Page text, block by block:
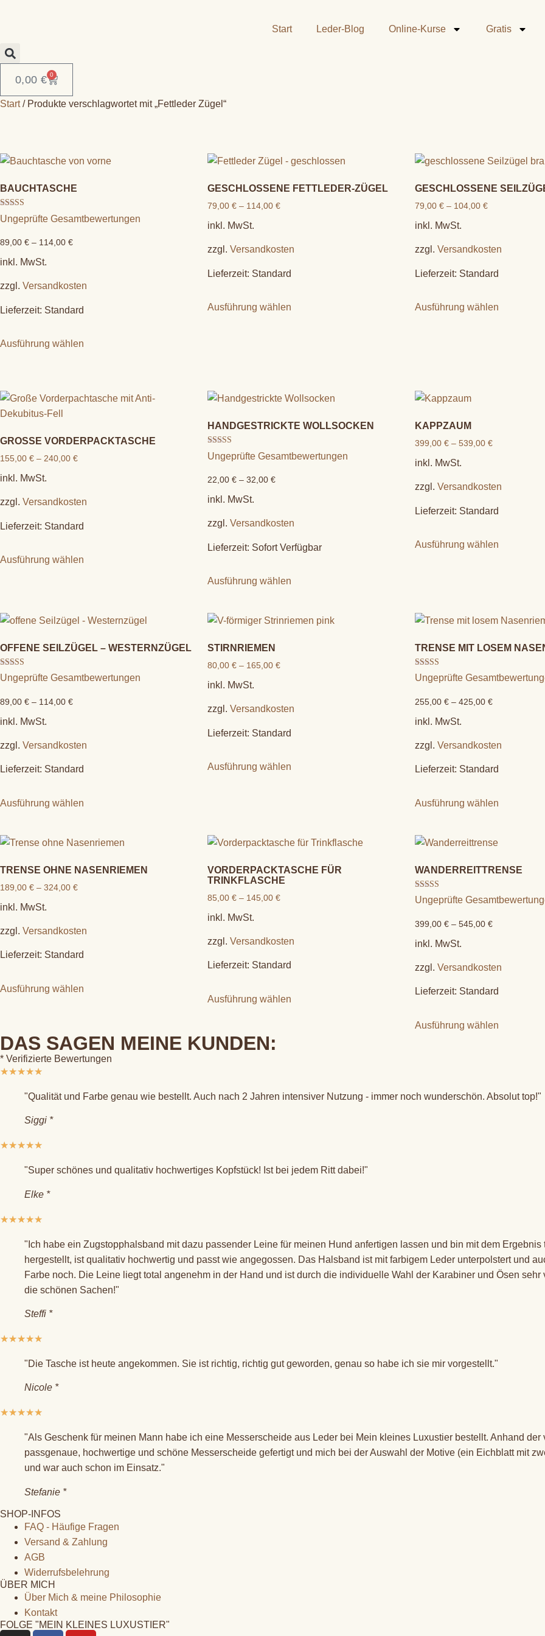
Start Leder-Blog Online-Kurse Gratis
0,00 € 0
Start/ Produkte verschlagwortet mit „Fettleder Zügel“
BAUCHTASCHE
Bewertet mit
5.00
Ungeprüfte Gesamtbewertungen
89,00 € – 114,00 €
inkl. MwSt.
zzgl. Versandkosten
Lieferzeit: Standard
Ausführung wählen
GESCHLOSSENE FETTLEDER-ZÜGEL
79,00 € – 114,00 €
inkl. MwSt.
zzgl. Versandkosten
Lieferzeit: Standard
Ausführung wählen
GESCHLOSSENE
79,00 € – 104,00 €
inkl. MwSt.
zzgl. Versandkosten
Lieferzeit: Standard
Ausführung wählen
GROSSE VORDERPACKTASCHE
155,00 € – 240,00 €
inkl. MwSt.
zzgl. Versandkosten
Lieferzeit: Standard
Ausführung wählen
HANDGESTRICKTE WOLLSOCKEN
Bewertet mit
5.00
Ungeprüfte Gesamtbewertungen
22,00 € – 32,00 €
inkl. MwSt.
zzgl. Versandkosten
Lieferzeit: Sofort Verfügbar
Ausführung wählen
KAPPZAUM
399,00 € – 539,00 €
inkl. MwSt.
zzgl. Versandkosten
Lieferzeit: Standard
Ausführung wählen
OFFENE SEILZÜGEL – WESTERNZÜGEL
Bewertet mit
5.00
Ungeprüfte Gesamtbewertungen
89,00 € – 114,00 €
inkl. MwSt.
zzgl. Versandkosten
Lieferzeit: Standard
Ausführung wählen
STIRNRIEMEN
80,00 € – 165,00 €
inkl. MwSt.
zzgl. Versandkosten
Lieferzeit: Standard
Ausführung wählen
TRENSE MIT LOSEM
Bewertet mit
5.00
Ungeprüfte
255,00 € – 425,00 €
inkl. MwSt.
zzgl. Versandkosten
Lieferzeit: Standard
Ausführung wählen
TRENSE OHNE NASENRIEMEN
189,00 € – 324,00 €
inkl. MwSt.
zzgl. Versandkosten
Lieferzeit: Standard
Ausführung wählen
VORDERPACKTASCHE FÜR
TRINKFLASCHE
85,00 € – 145,00 €
inkl. MwSt.
zzgl. Versandkosten
Lieferzeit: Standard
Ausführung wählen
WANDERREITTRENSE
Bewertet mit
5.00
Ungeprüfte
399,00 € – 545,00 €
inkl. MwSt.
zzgl. Versandkosten
Lieferzeit: Standard
Ausführung wählen
DAS SAGEN MEINE KUNDEN:
* Verifizierte Bewertungen
★★★★★
"Qualität und Farbe genau wie bestellt. Auch nach 2 Jahren intensiver Nutzung - immer noch wunderschön. Absolut top!"
Siggi *
★★★★★
"Super schönes und qualitativ hochwertiges Kopfstück! Ist bei jedem Ritt dabei!"
Elke *
★★★★★
"Ich habe ein Zugstopphalsband mit dazu passender Leine für meinen Hund anfertigen lassen und bin mit dem
hergestellt, ist qualitativ hochwertig und passt wie angegossen. Das Halsband ist mit farbigem Leder unterpolstert und
Farbe noch. Die Leine liegt total angenehm in der Hand und ist durch die individuelle Wahl der Karabiner und Ösen
die schönen Sachen!"
Steffi *
★★★★★
"Die Tasche ist heute angekommen. Sie ist richtig, richtig gut geworden, genau so habe ich sie mir vorgestellt."
Nicole *
★★★★★
"Als Geschenk für meinen Mann habe ich eine Messerscheide aus Leder bei Mein kleines Luxustier bestellt. Anhand
passgenaue, hochwertige und schöne Messerscheide gefertigt und mich bei der Auswahl der Motive (ein Eichblatt mit
und war auch schon im Einsatz."
Stefanie *
SHOP-INFOS
FAQ - Häufige Fragen
Versand & Zahlung
AGB
Widerrufsbelehrung
ÜBER MICH
Über Mich & meine Philosophie
Kontakt
FOLGE "MEIN KLEINES LUXUSTIER"